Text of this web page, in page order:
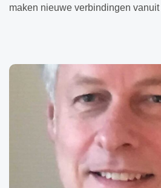
maken nieuwe verbindingen